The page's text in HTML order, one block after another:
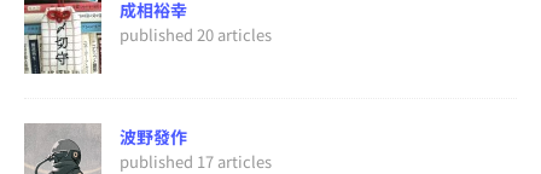
成相裕幸
published 20 articles
波野發作
published 17 articles